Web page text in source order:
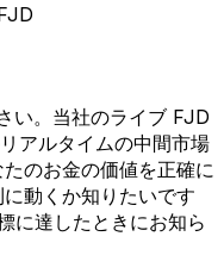
い。当社のライブ FJD
アルタイムの中間市場
のお金の価値を正確に
動くか知りたいです
に達したときにお知ら